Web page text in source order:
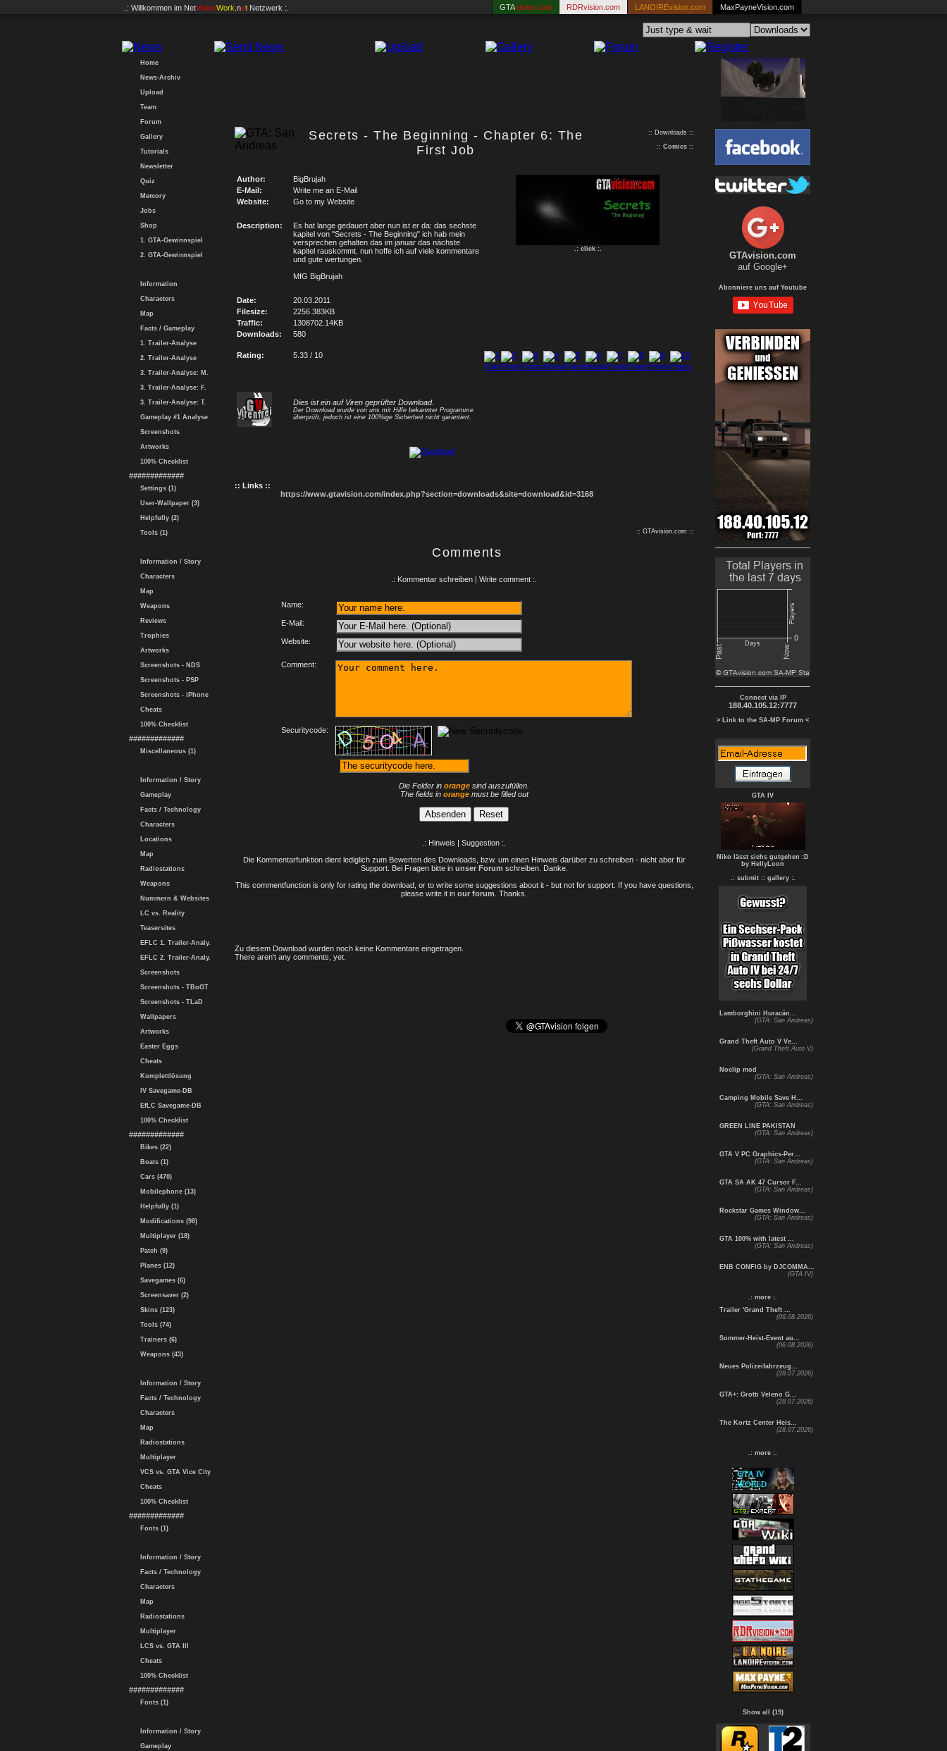
.: Willkommen im NetVisionWork .net Netzwerk :. GTAvision.com RDRvision.com LANOIREvision.com MaxPayneVision.com
Home
News-Archiv
Upload
Team
Forum
Gallery
Tutorials
Newsletter
Quiz
Memory
Jobs
Shop
1. GTA-Gewinnspiel
2. GTA-Gewinnspiel
Information
Characters
Map
Facts / Gameplay
1. Trailer-Analyse
2. Trailer-Analyse
3. Trailer-Analyse: M.
3. Trailer-Analyse: F.
3. Trailer-Analyse: T.
Gameplay #1 Analyse
Screenshots
Artworks
100% Checklist
#############
Settings (1)
User-Wallpaper (3)
Helpfully (2)
Tools (1)
Information / Story
Characters
Map
Weapons
Reviews
Trophies
Artworks
Screenshots - NDS
Screenshots - PSP
Screenshots - iPhone
Cheats
100% Checklist
#############
Miscellaneous (1)
Information / Story
Gameplay
Facts / Technology
Characters
Locations
Map
Radiostations
Weapons
Nummern & Websites
LC vs. Reality
Teasersites
EFLC 1. Trailer-Analy.
EFLC 2. Trailer-Analy.
Screenshots
Screenshots - TBoGT
Screenshots - TLaD
Wallpapers
Artworks
Easter Eggs
Cheats
Komplettlösung
IV Savegame-DB
EfLC Savegame-DB
100% Checklist
#############
Bikes (22)
Boats (1)
Cars (470)
Mobilephone (13)
Helpfully (1)
Modifications (98)
Multiplayer (18)
Patch (9)
Planes (12)
Savegames (6)
Screensaver (2)
Skins (123)
Tools (74)
Trainers (6)
Weapons (43)
Information / Story
Facts / Technology
Characters
Map
Radiostations
Multiplayer
VCS vs. GTA Vice City
Cheats
100% Checklist
#############
Fonts (1)
Information / Story
Facts / Technology
Characters
Map
Radiostations
Multiplayer
LCS vs. GTA III
Cheats
100% Checklist
#############
Fonts (1)
Information / Story
Gameplay
Secrets - The Beginning - Chapter 6: The
First Job
:: Downloads ::
:: Comics ::
Author: BigBrujah
.: click :.
E-Mail:
Write me an E-Mail
Website:
Go to my Website
Description:
Es hat lange gedauert aber nun ist er da: das sechste
kapitel von "Secrets - The Beginning" ich hab mein
versprechen gehalten das im januar das nächste
kapitel rauskommt. nun hoffe ich auf viele kommentare
und gute wertungen.
MfG BigBrujah
Date:
20.03.2011
Filesize:
2256.383KB
Traffic:
1308702.14KB
Downloads:
580
Rating: 5.33 / 10
Dies ist ein auf Viren geprüfter Download.
Der Download wurde von uns mit Hilfe bekannter Programme
überprüft, jedoch ist eine 100%ige Sicherheit nicht garantiert.
:: Links ::
https://www.gtavision.com/index.php?section=downloads&site=download&id=3168
:: GTAvision.com ::
Comments
.: Kommentar schreiben | Write comment :.
Name:
E-Mail:
Website:
Comment:
Securitycode:
Die Felder in orange sind auszufüllen.
The fields in orangemust be filled out
.: Hinweis | Suggestion :.
Die Kommentarfunktion dient lediglich zum Bewerten des Downloads, bzw. um einen Hinweis darüber zu schreiben - nicht aber für
Support. Bei Fragen bitte in unser Forum schreiben. Danke.
This commentfunction is only for rating the download, or to write some suggestions about it - but not for support. If you have questions,
please write it in our forum . Thanks.
Zu diesem Download wurden noch keine Kommentare eingetragen.
There aren't any comments, yet.
GTAvision.com
auf Google+
Abonniere uns auf Youtube
Connect via IP
188.40.105.12:7777
> Link to the SA-MP Forum <
GTA IV
Niko lässt sichs gutgehen :D
by HellyLoon
.: submit : : gallery :.
Lamborghini Huracán...
(GTA: San Andreas)
Grand Theft Auto V Ve...
(Grand Theft Auto V)
Noclip mod
(GTA: San Andreas)
Camping Mobile Save H...
(GTA: San Andreas)
GREEN LINE PAKISTAN
(GTA: San Andreas)
GTA V PC Graphics-Per...
(GTA: San Andreas)
GTA SA AK 47 Cursor F...
(GTA: San Andreas)
Rockstar Games Window...
(GTA: San Andreas)
GTA 100% with latest ...
(GTA: San Andreas)
ENB CONFIG by DJCOMMA...
(GTA IV)
.: more :.
Trailer 'Grand Theft ...
(06.08.2026)
Sommer-Heist-Event au...
(06.08.2026)
Neues Polizeifahrzeug...
(28.07.2026)
GTA+: Grotti Veleno G...
(28.07.2026)
The Kortz Center Heis...
(28.07.2026)
.: more :.
Show all (19)